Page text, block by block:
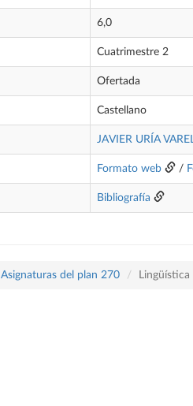
6,0
Cuatrimestre 2
Ofertada
Castellano
JAVIER URÍA
Formato web /
Bibliografía
Asignaturas del plan 270 Lingüística